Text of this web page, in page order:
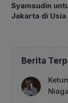
Syamsudin
Jakarta di Usia
Berita